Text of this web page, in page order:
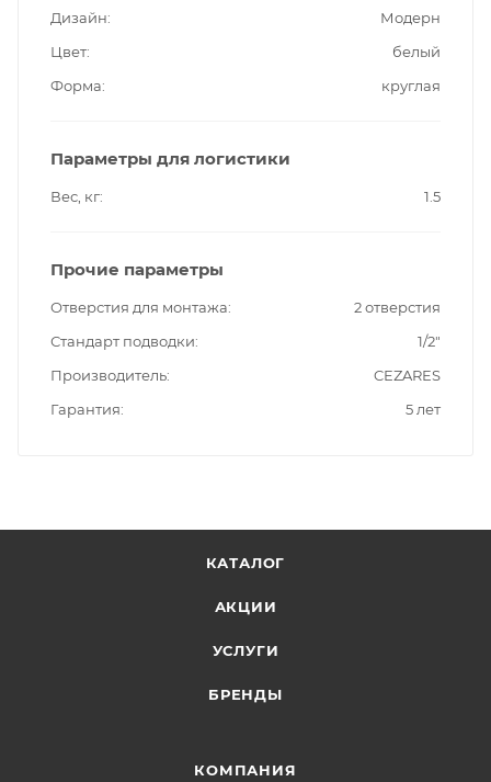
Дизайн
Модерн
Цвет
белый
Форма
круглая
Параметры для логистики
Вес, кг 1.5
Прочие параметры
Отверстия для монтажа
2 отверстия
Стандарт подводки
1/2"
Производитель
CEZARES
Гарантия
5 лет
КАТАЛОГ
АКЦИИ
УСЛУГИ
БРЕНДЫ
КОМПАНИЯ